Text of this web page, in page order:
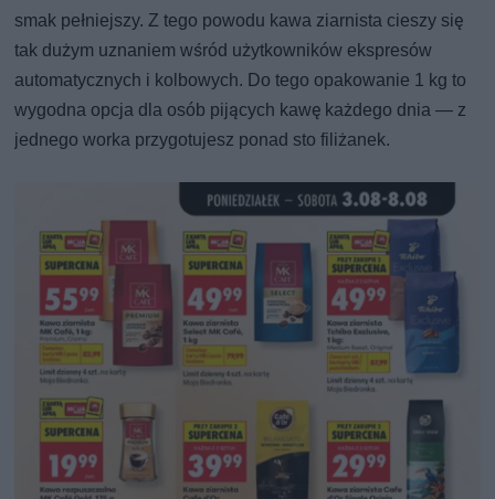
smak pełniejszy. Z tego powodu kawa ziarnista cieszy się
tak dużym uznaniem wśród użytkowników ekspresów
automatycznych i kolbowych. Do tego opakowanie 1 kg to
wygodna opcja dla osób pijących kawę każdego dnia — z
jednego worka przygotujesz ponad sto filiżanek.